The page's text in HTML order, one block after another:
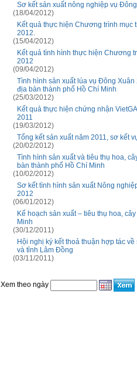
Sơ kết sản xuất nông nghiệp vụ
(18/04/2012)
Kết quả thực hiện Chương trình mục
2012.
(15/04/2012)
Kết quả tình hình thực hiện Chương
2012
(09/04/2012)
Tình hình sản xuất lúa vụ Đông
địa bàn thành phố Hồ Chí Minh
(25/03/2012)
Kết quả thực hiện chứng nhận
2011
(19/03/2012)
Tổng kết sản xuất năm 2011, sơ kết
(20/02/2012)
Tình hình sản xuất và tiêu thụ hoa,
bàn thành phố Hồ Chí Minh
(10/02/2012)
Sơ kết tình hình sản xuất Nông
2012
(06/01/2012)
Kế hoạch sản xuất – tiêu thụ hoa,
Minh
(30/12/2011)
Hội nghị ký kết thoả thuận hợp tác
và tỉnh Lâm Đồng
(03/11/2011)
Xem theo ngày